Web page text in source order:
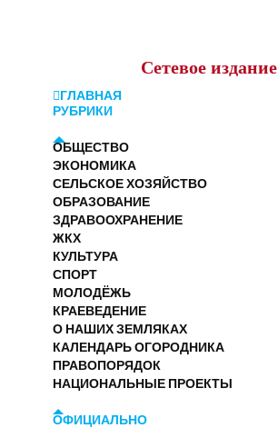
Сетевое издание
ГЛАВНАЯ
РУБРИКИ
ОБЩЕСТВО
ЭКОНОМИКА
СЕЛЬСКОЕ ХОЗЯЙСТВО
ОБРАЗОВАНИЕ
ЗДРАВООХРАНЕНИЕ
ЖКХ
КУЛЬТУРА
СПОРТ
МОЛОДЁЖЬ
КРАЕВЕДЕНИЕ
О НАШИХ ЗЕМЛЯКАХ
КАЛЕНДАРЬ ОГОРОДНИКА
ПРАВОПОРЯДОК
НАЦИОНАЛЬНЫЕ ПРОЕКТЫ
ОФИЦИАЛЬНО